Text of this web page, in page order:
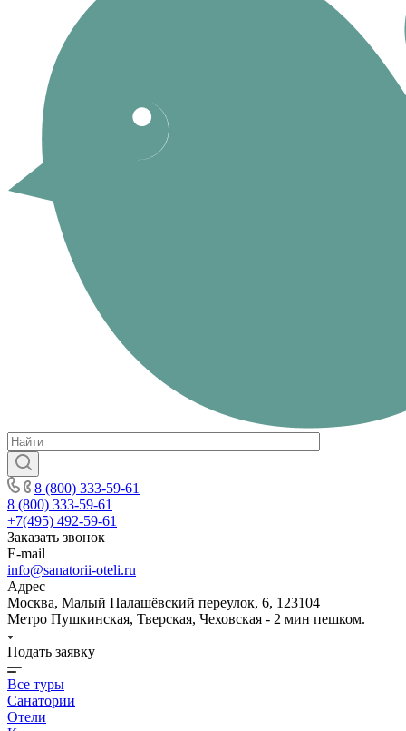
8 (800) 333-59-61
8 (800) 333-59-61
+7(495) 492-59-61
Заказать звонок
E-mail
info@sanatorii-oteli.ru
Адрес
Москва, Малый Палашёвский переулок, 6, 123104
Метро Пушкинская, Тверская, Чеховская - 2 мин пешком.
Подать заявку
Все туры
Санатории
Отели